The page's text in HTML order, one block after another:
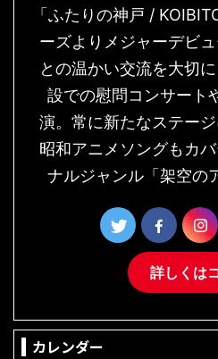
「ふたりの神戸 /
ーズよりメジャーデビ
との温かい交流を大切
設での慰問コンサート
演。常に新たなステー
昭和アニメソングもカ
ナルジャンル「架空の
詳しくは
カレンダー